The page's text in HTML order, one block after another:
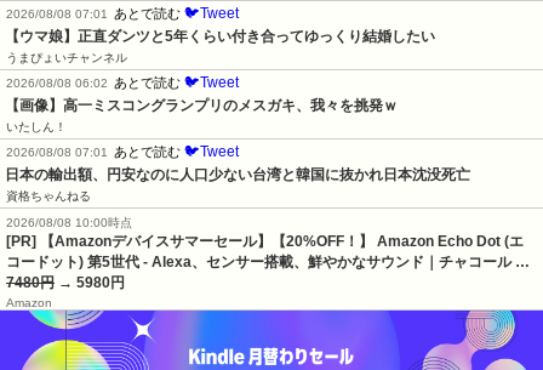
2026/08/08 07:01
あとで読む 🐦Tweet
【ウマ娘】正直ダンツと5年くらい付き合ってゆっくり結婚したい
うまぴょいチャンネル
2026/08/08 06:02
あとで読む 🐦Tweet
【画像】高一ミスコングランプリのメスガキ、我々を挑発ｗ
いたしん！
2026/08/08 07:01
あとで読む 🐦Tweet
日本の輸出額、円安なのに人口少ない台湾と韓国に抜かれ日本沈没死亡
資格ちゃんねる
2026/08/08 10:00時点
[PR] 【Amazonデバイスサマーセール】【20%OFF！】 Amazon Echo Dot (エ
コードット) 第5世代 - Alexa、センサー搭載、鮮やかなサウンド｜チャコール …
7480円 → 5980円
Amazon